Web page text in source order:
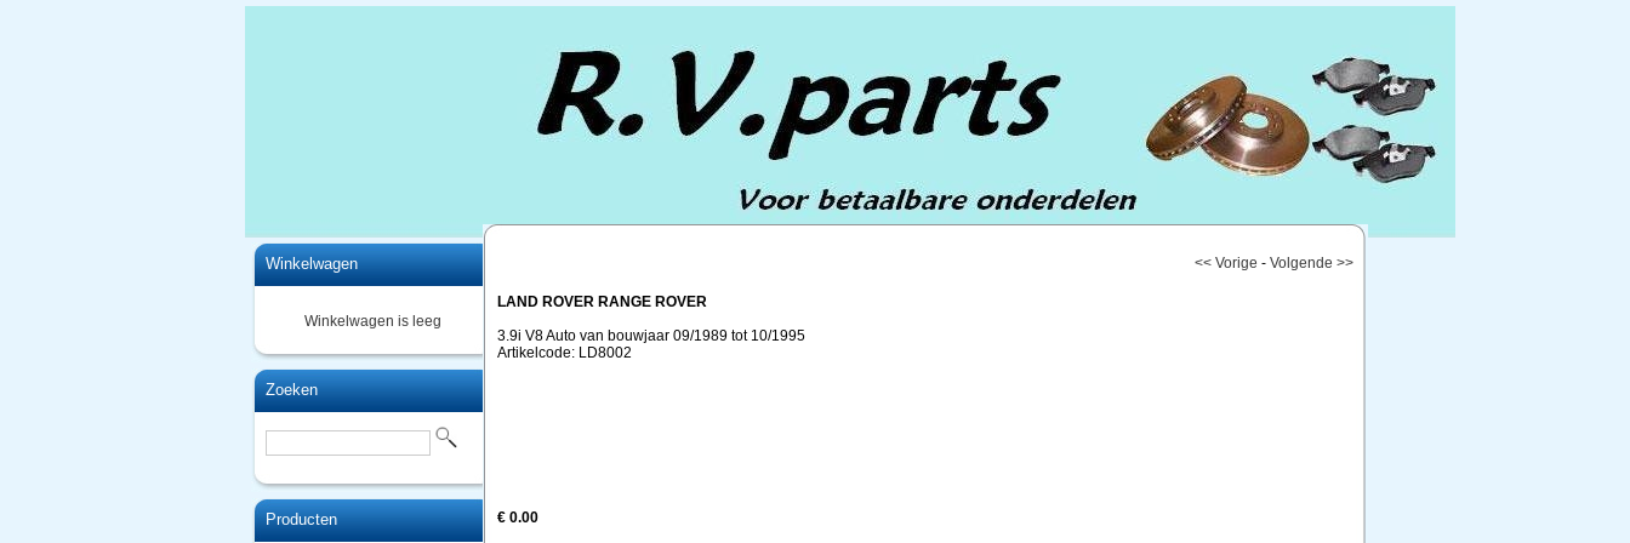
Winkelwagen
Winkelwagen is leeg
Zoeken
Producten
<< Vorige - Volgende >>
LAND ROVER RANGE ROVER
3.9i V8 Auto van bouwjaar 09/1989 tot 10/1995
Artikelcode: LD8002
€ 0.00